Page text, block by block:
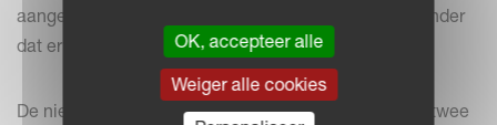
aangekoppeld aan de hefinrichting van de tractor zonder
dat er een extra accordbok nodig is.
De nieuwe serie is uitgerust met een aandrijflijn met twee
OK, accepteer alle
Weiger alle cookies